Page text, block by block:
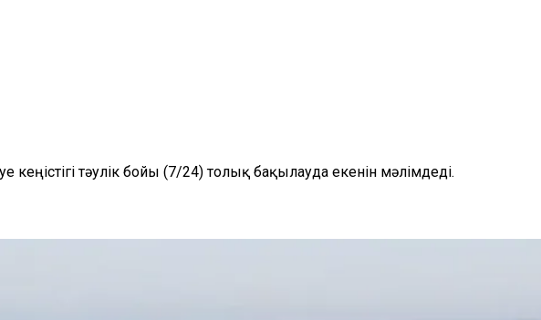
тәулік бойы (7/24) толық бақылауда екенін мәлімдеді.